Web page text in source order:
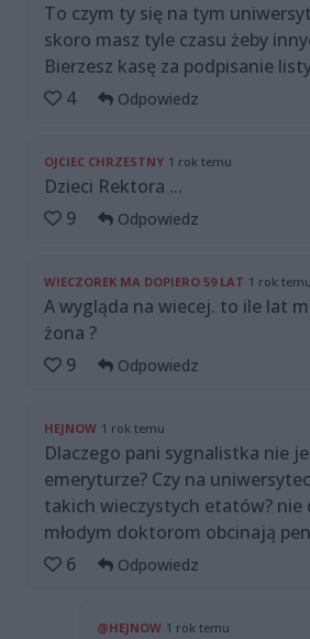
To czym ty się na tym
skoro masz tyle czasu żeby
Bierzesz kasę za podpisanie
4
Odpowiedz
OJCIEC CHRZESTNY 1 rok temu
Dzieci Rektora ...
9
Odpowiedz
WIECZOREK MA DOPIERO 59 LAT 1 rok temu
A wygląda na wiecej. to ile lat
żona ?
9
Odpowiedz
HEJNOW 1 rok temu
Dlaczego pani sygnalistka nie
emeryturze? Czy na
takich wieczystych etatów? nie
młodym doktorom obcinają
6
Odpowiedz
@HEJNOW 1 rok temu